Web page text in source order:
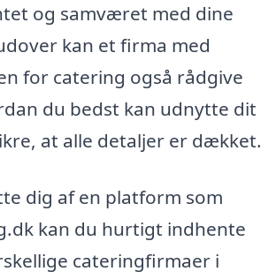
og samværet med dine
kan et firma med
for catering også rådgive
du bedst kan udnytte dit
at alle detaljer er dækket.
dig af en platform som
kan du hurtigt indhente
cateringfirmaer i